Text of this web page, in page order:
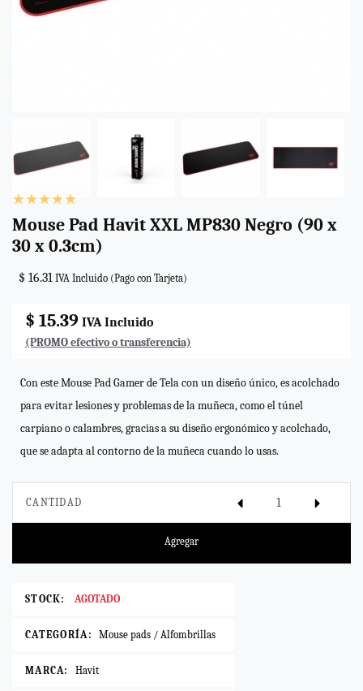
Mouse Pad Havit XXL MP830 Negro (90 x
30 x 0.3cm)
$ 16.31 IVA Incluido (Pago con Tarjeta)
$ 15.39 IVA Incluido
(PROMO efectivo o transferencia)
Con este Mouse Pad Gamer de Tela con un diseño único, es acolchado
para evitar lesiones y problemas de la muñeca, como el túnel
carpiano o calambres, gracias a su diseño ergonómico y acolchado,
que se adapta al contorno de la muñeca cuando lo usas.
CANTIDAD
Agregar
STOCK: AGOTADO
CATEGORÍA: Mouse pads / Alfombrillas
MARCA: Havit